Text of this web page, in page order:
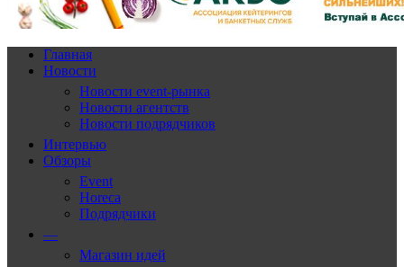
Главная
Новости
Новости event-рынка
Новости агентств
Новости подрядчиков
Интервью
Обзоры
Event
Horeca
Подрядчики
—
Магазин идей